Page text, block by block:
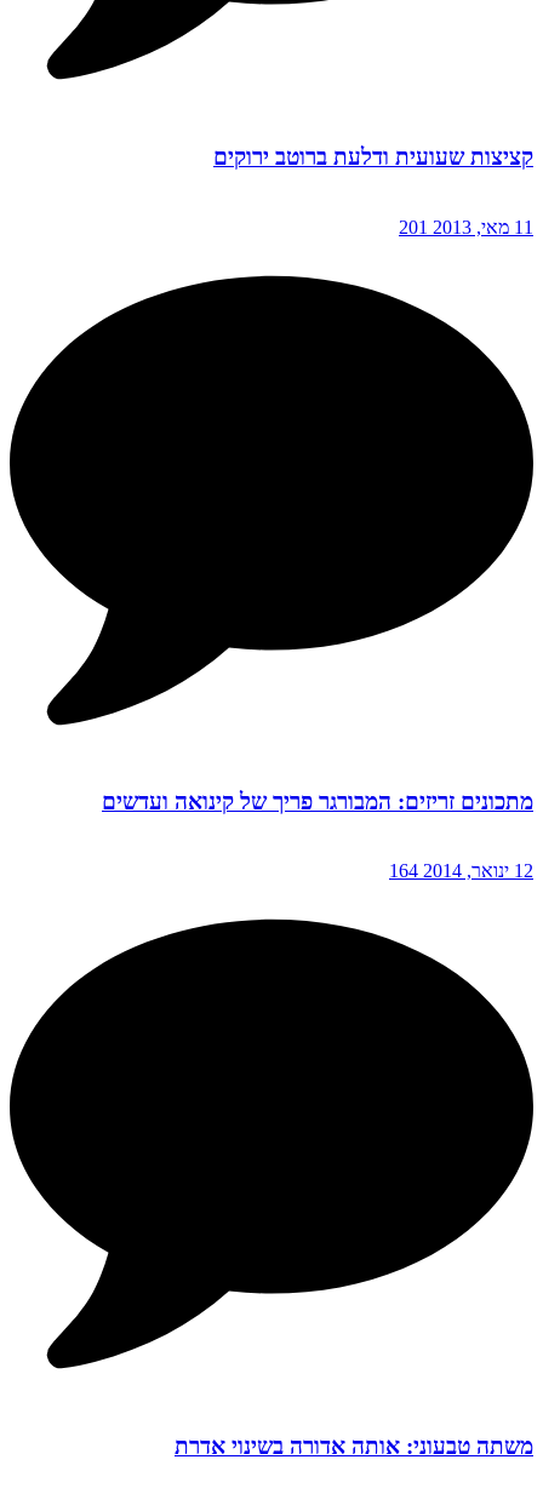
קציצות שעועית ודלעת ברוטב ירוקים
11 מאי, 2013 201
מתכונים זריזים: המבורגר פריך של קינואה ועדשים
12 ינואר, 2014 164
משתה טבעוני: אותה אדורה בשינוי אדרת